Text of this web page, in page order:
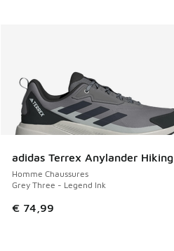
adidas Terrex Anylander Hiking
Homme Chaussures
Grey Three - Legend Ink
€ 74,99